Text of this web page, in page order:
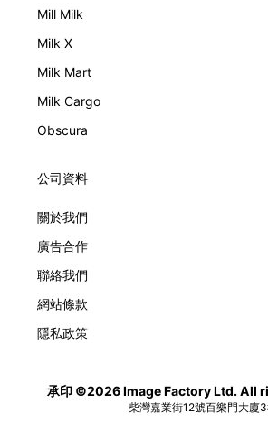
Mill Milk
Milk X
Milk Mart
Milk Cargo
Obscura
公司資料
關於我們
廣告合作
聯絡我們
網站條款
隱私政策
承印 ©2026 Image Factory Ltd. All
柴灣嘉業街12號百樂門大廈